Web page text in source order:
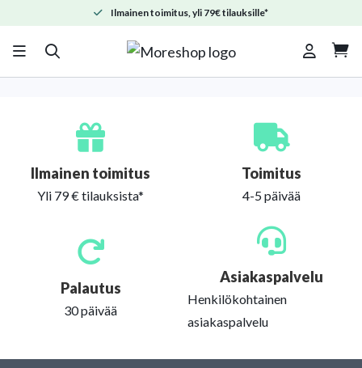
Ilmainen toimitus, yli 79€ tilauksille*

Ilmainen toimitus
Yli 79 € tilauksista*
Toimitus
4-5 päivää
Palautus
30 päivää
Asiakaspalvelu
Henkilökohtainen
asiakaspalvelu